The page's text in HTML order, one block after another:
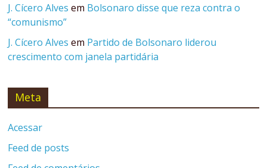
J. Cícero Alves em Bolsonaro disse que reza contra o
“comunismo”
J. Cícero Alves em Partido de Bolsonaro liderou
crescimento com janela partidária
Meta
Acessar
Feed de posts